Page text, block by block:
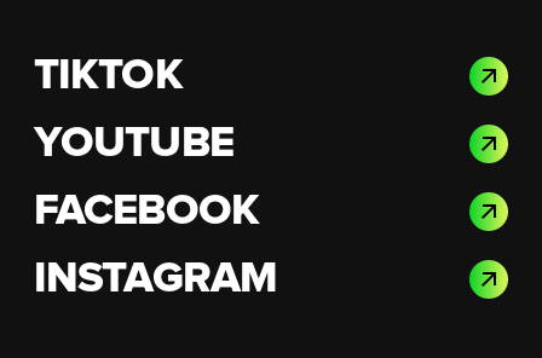
TIKTOK
YOUTUBE
FACEBOOK
INSTAGRAM